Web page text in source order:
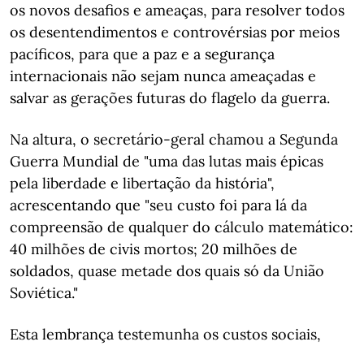
os novos desafios e ameaças, para resolver todos
os desentendimentos e controvérsias por meios
pacíficos, para que a paz e a segurança
internacionais não sejam nunca ameaçadas e
salvar as gerações futuras do flagelo da guerra.
Na altura, o secretário-geral chamou a Segunda
Guerra Mundial de "uma das lutas mais épicas
pela liberdade e libertação da história",
acrescentando que "seu custo foi para lá da
compreensão de qualquer do cálculo matemático:
40 milhões de civis mortos; 20 milhões de
soldados, quase metade dos quais só da União
Soviética."
Esta lembrança testemunha os custos sociais,